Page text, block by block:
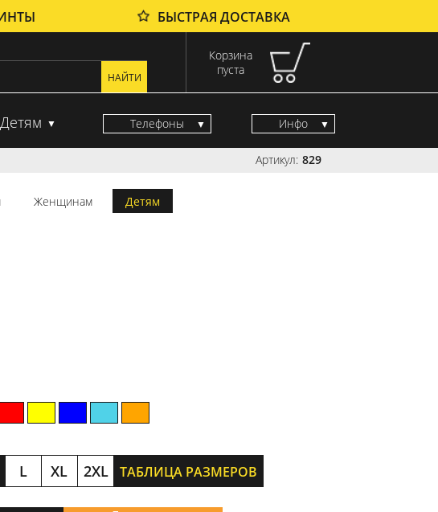
БЫСТРАЯ ДОСТАВКА
Корзина
пуста
Детям Телефоны Инфо
Артикул: 829
Женщинам Детям
L XL 2XL ТАБЛИЦА РАЗМЕРОВ